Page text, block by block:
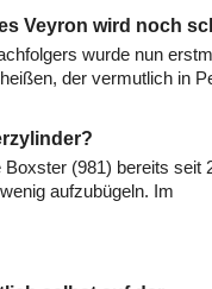
Veyron wird noch
wurde nun
der vermutlich in
(981) bereits seit
aufzubügeln. Im